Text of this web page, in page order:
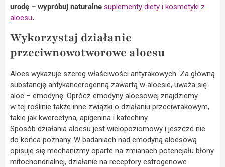
urodę – wypróbuj naturalne suplementy diety i kosmetyki z
aloesu.
Wykorzystaj działanie
przeciwnowotworowe aloesu
Aloes wykazuje szereg właściwości antyrakowych. Za główną
substancję antykancerogenną zawartą w aloesie, uważa się
aloe – emodynę. Oprócz emodyny aloesowej znajdziemy
w tej roślinie także inne związki o działaniu przeciwrakowym,
takie jak kwercetyna, apigenina i katechiny.
Sposób działania aloesu jest wielopoziomowy i jeszcze nie
do końca poznany. W badaniach nad emodyną aloesową
opisuje się mechanizmy oparte na zmianach potencjału błony
mitochondrialnej, działanie na receptory estrogenowe